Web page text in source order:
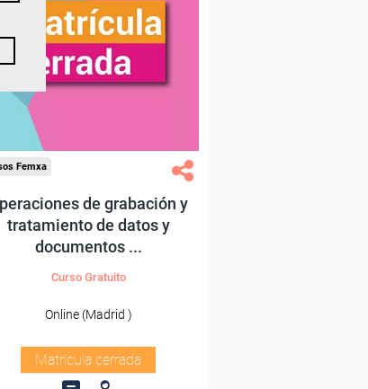
Femxa
de grabación y
tratamiento de datos y
documentos ...
Curso Gratuito
Online (Madrid )
Matrícula cerrada